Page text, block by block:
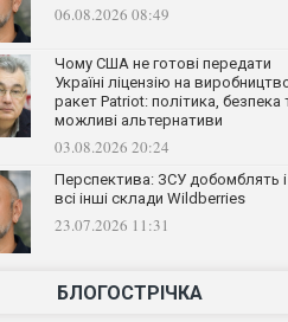
06.08.2026 08:49
Чому США не готові передати
Україні ліцензію на
ракет Patriot: політика, безпека
можливі альтернативи
03.08.2026 20:24
Перспектива: ЗСУ добомблять і
всі інші склади Wildberries
23.07.2026 11:31
БЛОГОСТРІЧКА